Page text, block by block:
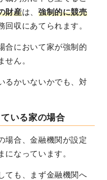
財産は、 強制的に競売
回収にあてられます。
合において家が強制的
せん。
るかいないかでも、対
いる家の場合
場合、金融機関が設定
になっています。
ても、まず金融機関へ